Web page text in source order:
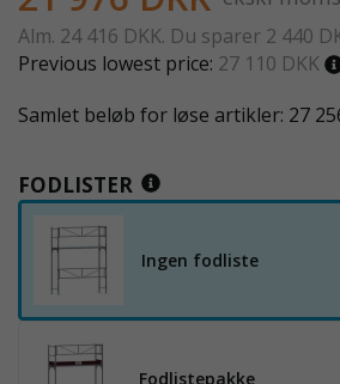
Alm. 24 416 DKK. Du sparer 2 440
Previous lowest price: 27 110 DKK
Samlet beløb for løse artikler: 27
FODLISTER
Ingen fodliste
Fodlistepakke